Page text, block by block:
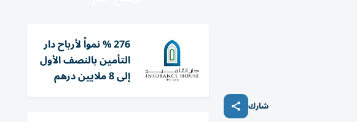
شارك
276 % نمواً لأرباح دار
التأمين بالنصف الأول
إلى 8 ملايين درهم